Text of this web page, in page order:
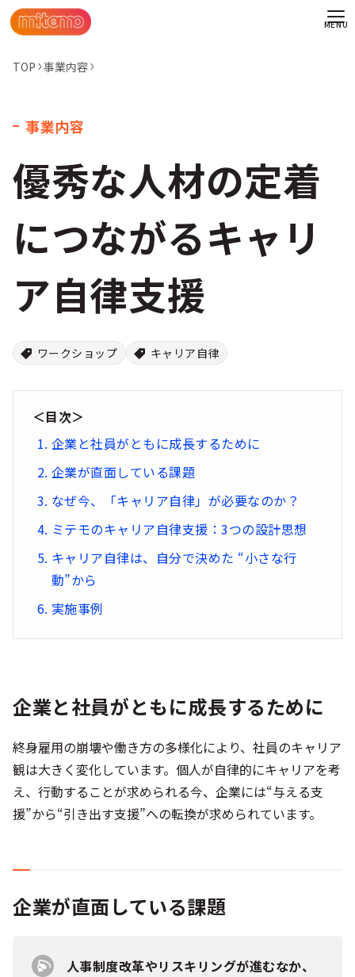
報
ー
TOP 事業内容
事業内容
優秀な人材の定着
につながるキャリ
ア自律支援
ワークショップ キャリア自律
＜目次＞
企業と社員がともに成長するために
企業が直面している課題
なぜ今、「キャリア自律」が必要なのか？
ミテモのキャリア自律支援：3つの設計思想
キャリア自律は、自分で決めた “小さな行
動”から
実施事例
企業と社員がともに成長するために
終身雇用の崩壊や働き方の多様化により、社員のキャリア
観は大きく変化しています。個人が自律的にキャリアを考
え、行動することが求められる今、企業には“与える支
援”から“引き出す支援”への転換が求められています。
企業が直面している課題
人事制度改革やリスキリングが進むなか、